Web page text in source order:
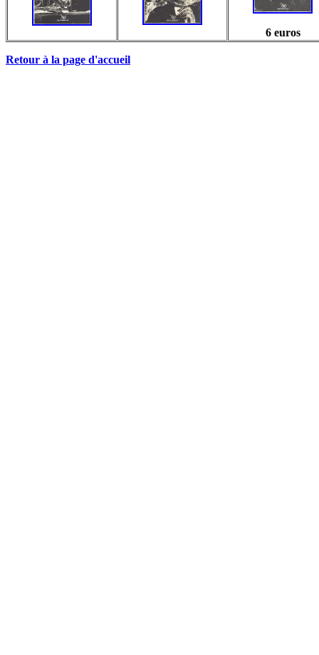
6 euros
Retour à la page d'accueil